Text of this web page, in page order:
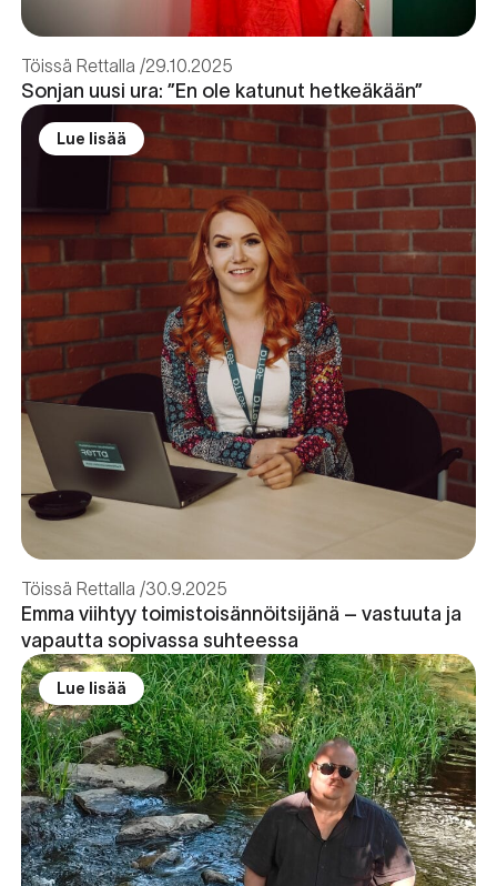
Töissä Rettalla 29.10.2025
Sonjan uusi ura: ”En ole katunut hetkeäkään”
Lue lisää
Töissä Rettalla 30.9.2025
Emma viihtyy toimistoisännöitsijänä – vastuuta ja
vapautta sopivassa suhteessa
Lue lisää